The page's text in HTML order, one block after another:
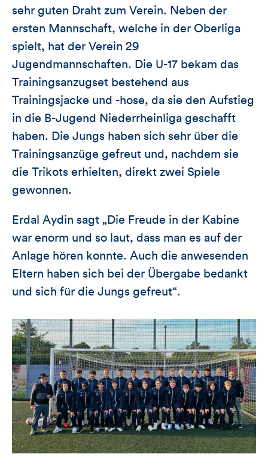
sehr guten Draht zum Verein. Neben der
ersten Mannschaft, welche in der Oberliga
spielt, hat der Verein 29
Jugendmannschaften. Die U-17 bekam das
Trainingsanzugset bestehend aus
Trainingsjacke und -hose, da sie den Aufstieg
in die B-Jugend Niederrheinliga geschafft
haben. Die Jungs haben sich sehr über die
Trainingsanzüge gefreut und, nachdem sie
die Trikots erhielten, direkt zwei Spiele
gewonnen.
Erdal Aydin sagt „Die Freude in der Kabine
war enorm und so laut, dass man es auf der
Anlage hören konnte. Auch die anwesenden
Eltern haben sich bei der Übergabe bedankt
und sich für die Jungs gefreut“.